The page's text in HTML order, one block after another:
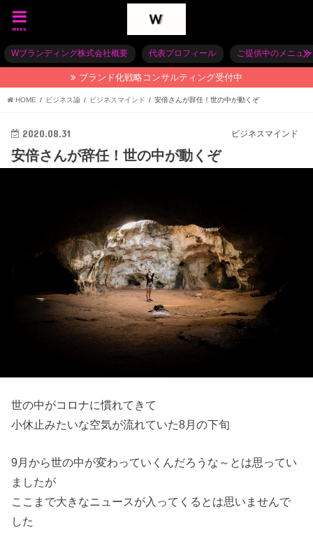
menu
Wブランディング株式会社概要 代表プロフィール ご提供中のメニュー
ブランド化戦略コンサルティング受付中
HOME ビジネス論 ビジネスマインド 安倍さんが辞任！世の中が動くぞ
ビジネスマインド
2020.08.31
安倍さんが辞任！世の中が動くぞ
世の中がコロナに慣れてきて
小休止みたいな空気が流れていた8月の下旬
9月から世の中が変わっていくんだろうな～とは思ってい
ましたが
ここまで大きなニュースが入ってくるとは思いませんで
した